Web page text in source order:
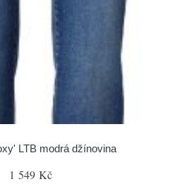
LTB modrá džínovina
1 549 Kč